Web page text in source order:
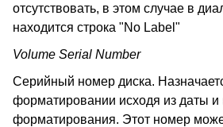
отсутствовать, в этом случае в
находится строка "No Label"
Volume Serial Number
Серийный номер диска.
форматировании исходя из даты и
форматирования. Этот номер